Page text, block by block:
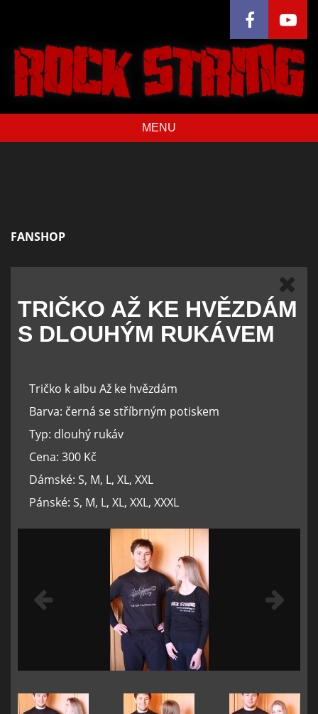
MENU
FANSHOP
TRIČKO AŽ KE HVĚZDÁM
S DLOUHÝM RUKÁVEM
Tričko k albu Až ke hvězdám
Barva: černá se stříbrným potiskem
Typ: dlouhý rukáv
Cena: 300 Kč
Dámské: S, M, L, XL, XXL
Pánské: S, M, L, XL, XXL, XXXL